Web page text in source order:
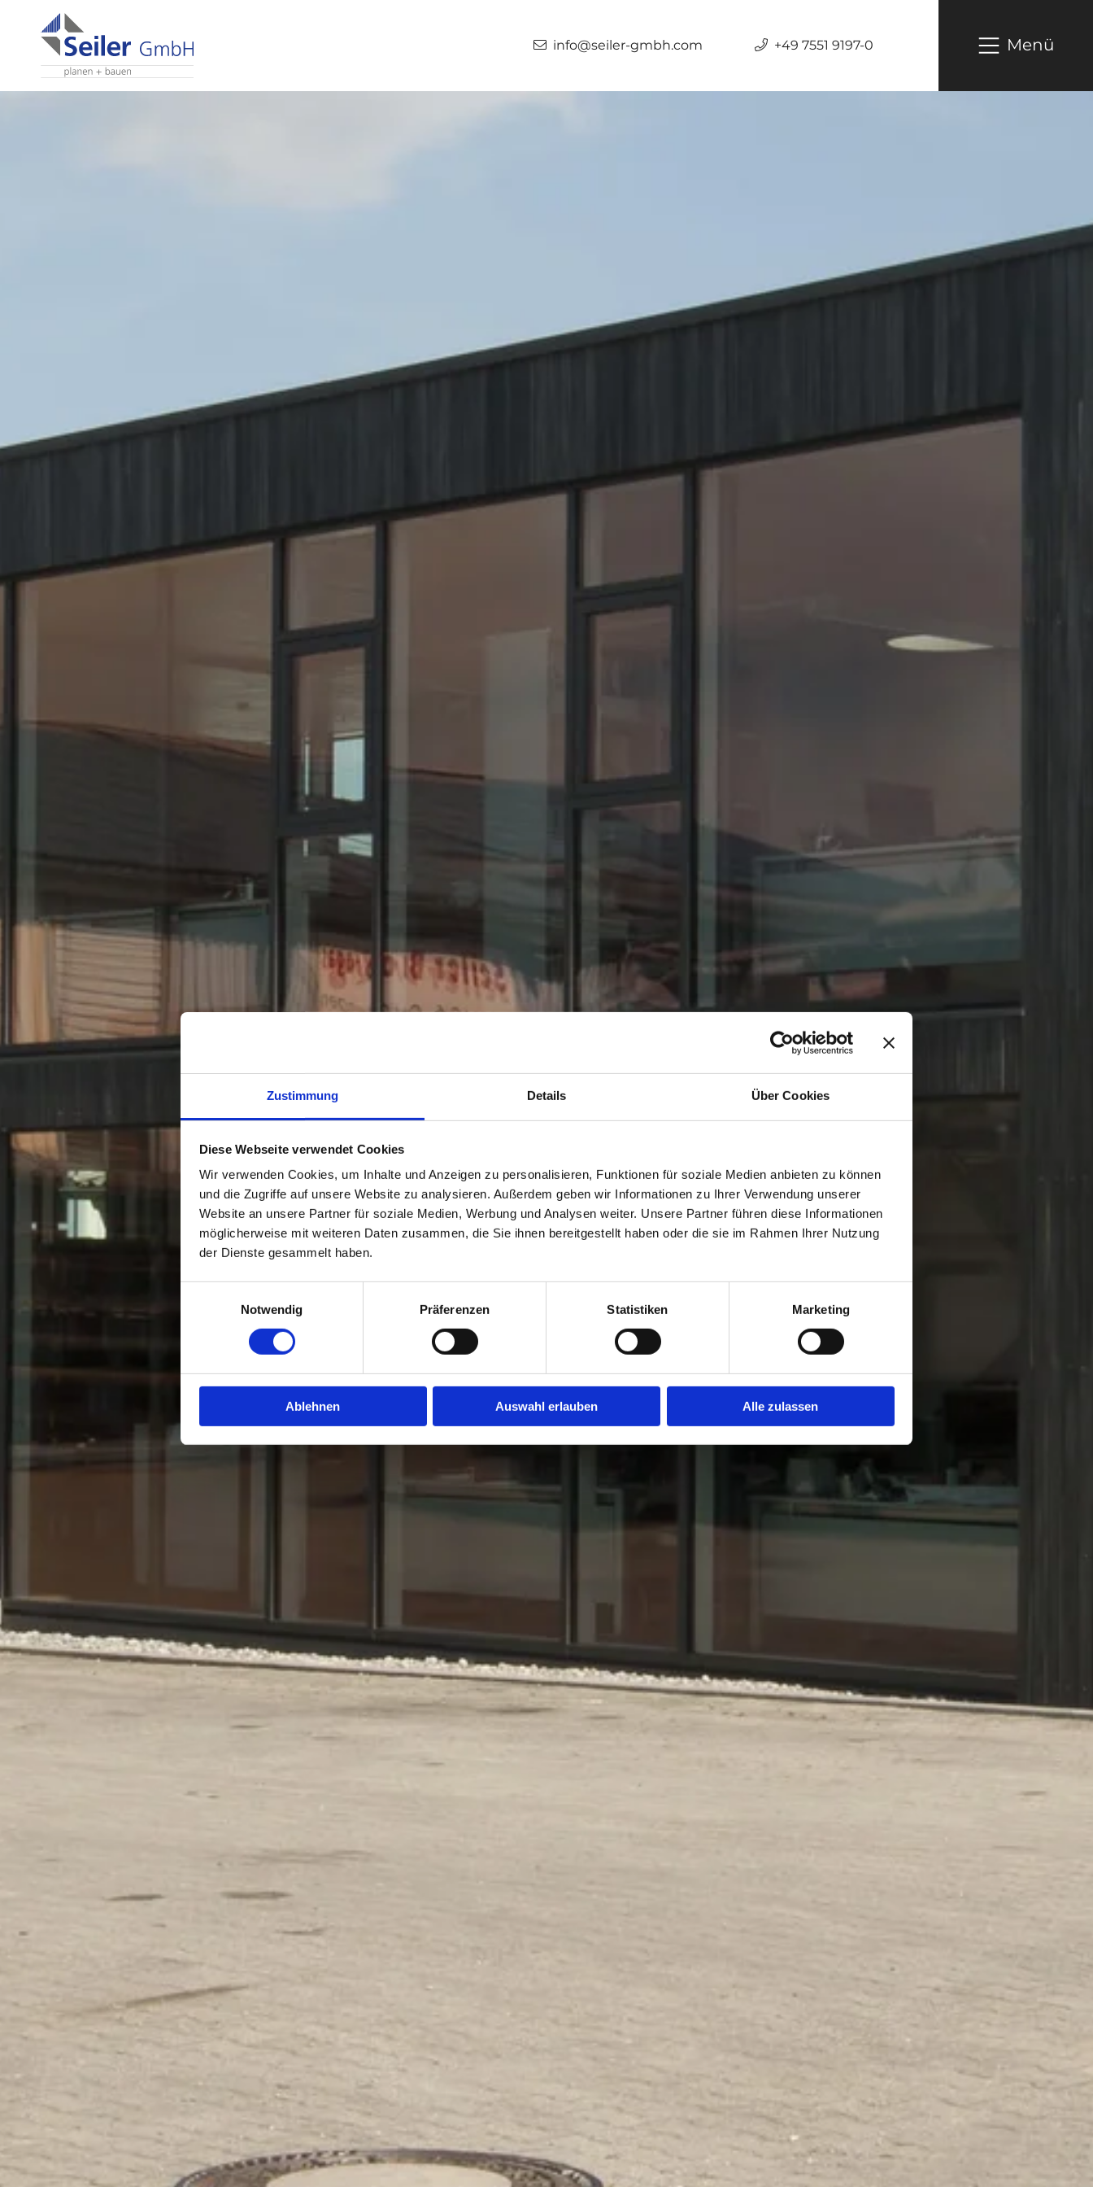
Zustimmung Details Über Cookies
Diese Webseite verwendet Cookies
Wir verwenden Cookies, um Inhalte und Anzeigen zu personalisieren, Funktionen für soziale Medien anbieten zu können
und die Zugriffe auf unsere Website zu analysieren. Außerdem geben wir Informationen zu Ihrer Verwendung unserer
Website an unsere Partner für soziale Medien, Werbung und Analysen weiter. Unsere Partner führen diese Informationen
möglicherweise mit weiteren Daten zusammen, die Sie ihnen bereitgestellt haben oder die sie im Rahmen Ihrer Nutzung
der Dienste gesammelt haben.
Notwendig
Präferenzen Statistiken Marketing
Ablehnen Auswahl erlauben Alle zulassen
info@seiler-gmbh.com +49 7551 9197-0 Menü